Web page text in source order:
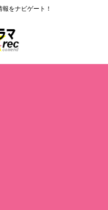
をナビゲート！